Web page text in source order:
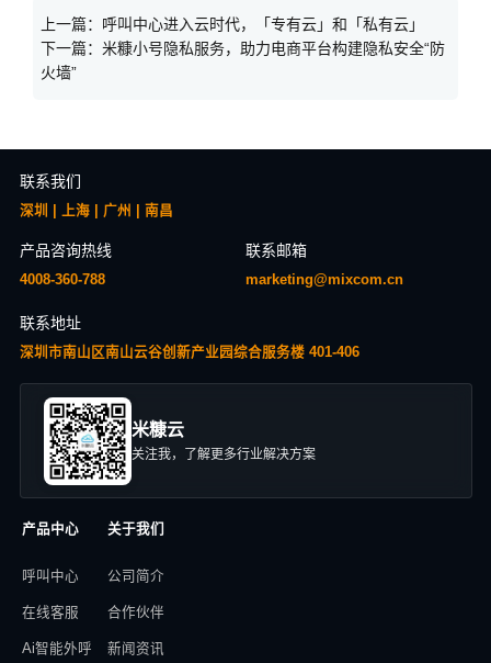
上一篇： 呼叫中心进入云时代，「专有云」和「私有云」
下一篇： 米糠小号隐私服务，助力电商平台构建隐私安全“防
火墙”
联系我们
深圳 | 上海 | 广州 | 南昌
产品咨询热线
4008-360-788
联系邮箱
marketing@mixcom.cn
联系地址
深圳市南山区南山云谷创新产业园综合服务楼 401-406
米糠云
关注我，了解更多行业解决方案
产品中心
呼叫中心
在线客服
Ai智能外呼
关于我们
公司简介
合作伙伴
新闻资讯